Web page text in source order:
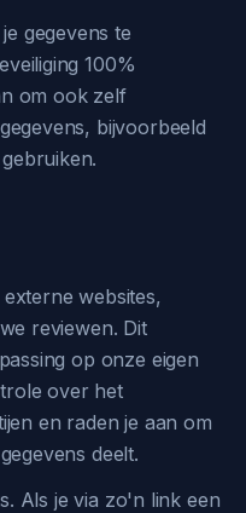
gegevens te
100%
om ook zelf
bijvoorbeeld
websites,
reviewen. Dit
op onze eigen
over het
en raden je aan om
deelt.
Als je via zo'n link een